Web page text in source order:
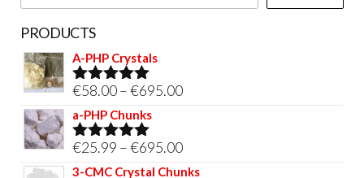
PRODUCTS
A-PHP Crystals
Rated5.00
out of 5
€58.00–€695.00Price
a-PHP Chunks
Rated5.00
out of 5
€25.99 –€695.00Price
range:
3-CMC Crystal Chunks